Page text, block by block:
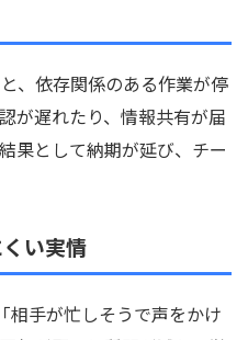
、依存関係のある作業が停
が遅れたり、情報共有が届
果として納期が延び、チー
い実情
相手が忙しそうで声をかけ